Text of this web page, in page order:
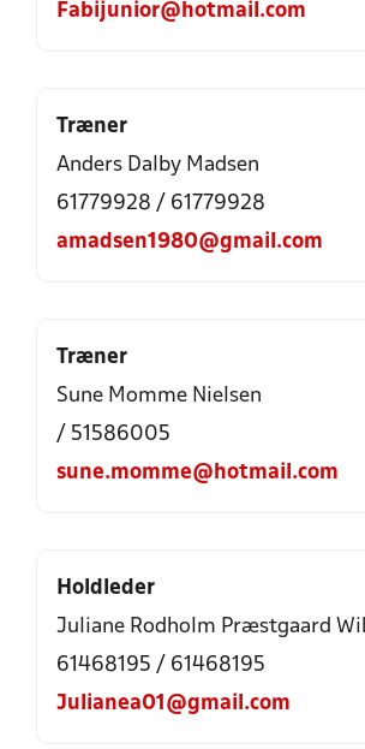
Fabijunior@hotmail.com
Træner
Anders Dalby Madsen
61779928 / 61779928
amadsen1980@gmail.com
Træner
Sune Momme Nielsen
/ 51586005
sune.momme@hotmail.com
Holdleder
Juliane Rodholm Præstgaard
61468195 / 61468195
Julianea01@gmail.com